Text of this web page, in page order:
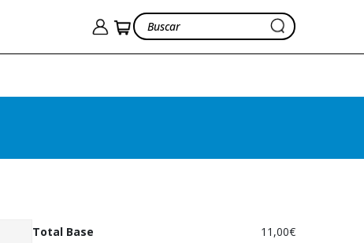
Atrapado en el jardin
Total Base 11,00€